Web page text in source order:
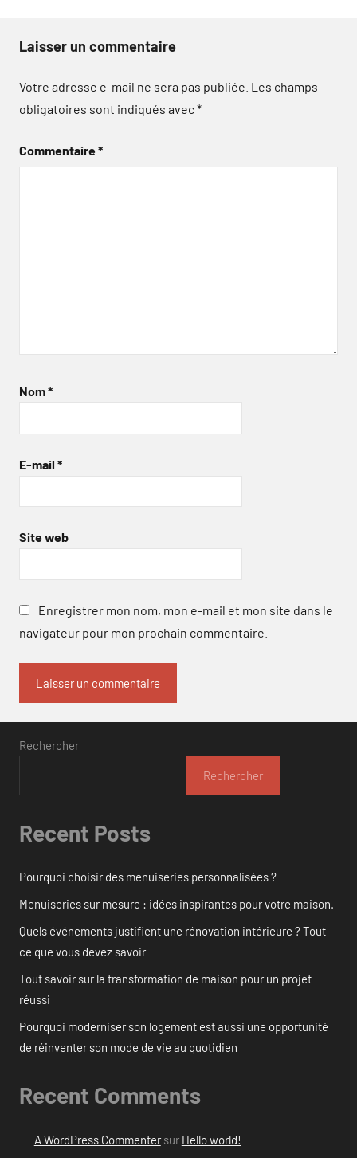
Laisser un commentaire
Votre adresse e-mail ne sera pas publiée. Les champs
obligatoires sont indiqués avec*
Commentaire*
Nom*
E-mail *
Site web
Enregistrer mon nom, mon e-mail et mon site dans le
navigateur pour mon prochain commentaire.
Rechercher
Rechercher
Recent Posts
Pourquoi choisir des menuiseries personnalisées ?
Menuiseries sur mesure : idées inspirantes pour votre maison.
Quels événements justifient une rénovation intérieure ? Tout
ce que vous devez savoir
Tout savoir sur la transformation de maison pour un projet
réussi
Pourquoi moderniser son logement est aussi une opportunité
de réinventer son mode de vie au quotidien
Recent Comments
A WordPress Commentersur Hello world!